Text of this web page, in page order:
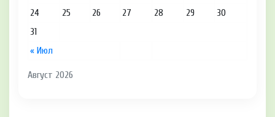
Август 2026
« Июл
24
25 26 27 28 29
30
31